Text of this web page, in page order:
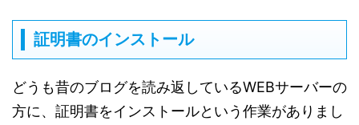
証明書のインストール
どうも昔のブログを読み返しているWEBサーバーの
方に、証明書をインストールという作業がありまし